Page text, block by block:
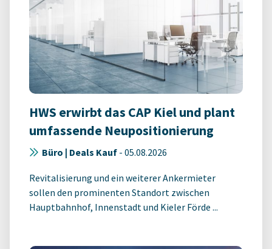
HWS erwirbt das CAP Kiel und plant
umfassende Neupositionierung
Büro | Deals Kauf - 05.08.2026
Revitalisierung und ein weiterer Ankermieter
sollen den prominenten Standort zwischen
Hauptbahnhof, Innenstadt und Kieler Förde ...